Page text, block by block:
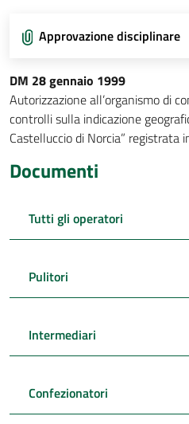
Approvazione disciplinare
DM 28 gennaio 1999
Autorizzazione all’organismo di
controlli sulla indicazione
Castelluccio di Norcia” registrata
Documenti
Tutti gli operatori
Pulitori
Intermediari
Confezionatori